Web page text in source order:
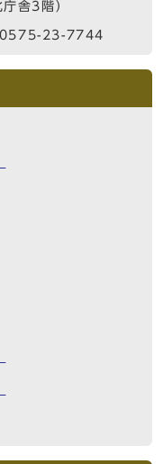
舎3階）
23-7744